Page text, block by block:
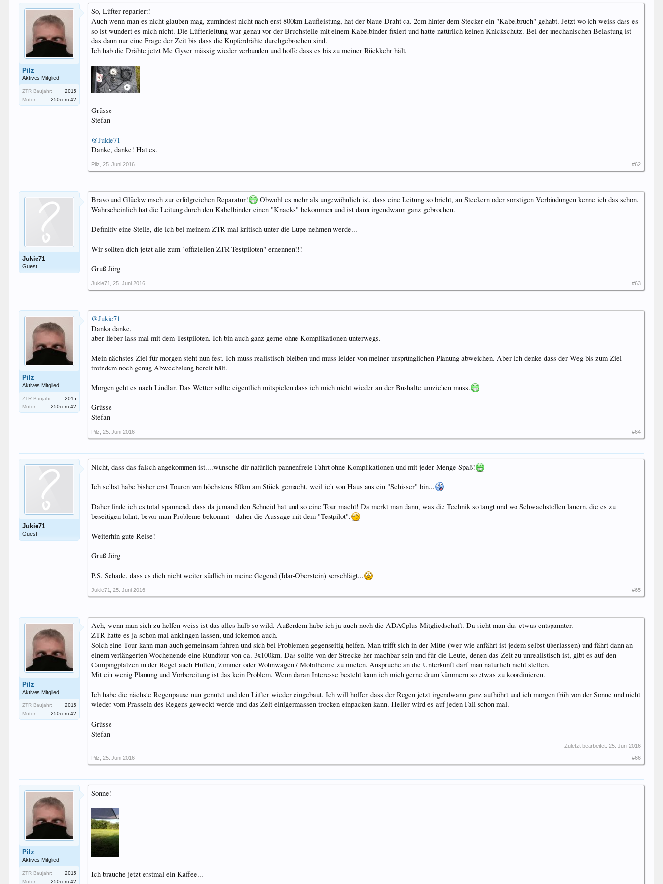
Pilz
Aktives Mitglied
ZTR Baujahr:
2015
Motor:
250ccm 4V
So, Lüfter repariert!
Auch wenn man es nicht glauben mag, zumindest nicht nach erst 800km Laufleistung, hat der blaue Draht ca. 2cm hinter dem Stecker ein "Kabelbruch" gehabt. Jetzt wo ich weiss dass es
so ist wundert es mich nicht. Die Lüfterleitung war genau vor der Bruchstelle mit einem Kabelbinder fixiert und hatte natürlich keinen Knickschutz. Bei der mechanischen Belastung ist
das dann nur eine Frage der Zeit bis dass die Kupferdrähte durchgebrochen sind.
Ich hab die Drähte jetzt Mc Gyver mässig wieder verbunden und hoffe dass es bis zu meiner Rückkehr hält.
Grüsse
Stefan
@Jukie71
Danke, danke! Hat es.
Pilz 25. Juni 2016 #62
Jukie71
Guest
Bravo und Glückwunsch zur erfolgreichen Reparatur!
Obwohl es mehr als ungewöhnlich ist, dass eine Leitung so bricht, an Steckern oder sonstigen Verbindungen kenne ich das schon.
Wahrscheinlich hat die Leitung durch den Kabelbinder einen "Knacks" bekommen und ist dann irgendwann ganz gebrochen.
Definitiv eine Stelle, die ich bei meinem ZTR mal kritisch unter die Lupe nehmen werde...
Wir sollten dich jetzt alle zum "offiziellen ZTR-Testpiloten" ernennen!!!
Gruß Jörg
Jukie71 25. Juni 2016 #63
Pilz
Aktives Mitglied
ZTR Baujahr:
2015
Motor:
250ccm 4V
@Jukie71
Danka danke,
aber lieber lass mal mit dem Testpiloten. Ich bin auch ganz gerne ohne Komplikationen unterwegs.
Mein nächstes Ziel für morgen steht nun fest. Ich muss realistisch bleiben und muss leider von meiner ursprünglichen Planung abweichen. Aber ich denke dass der Weg bis zum Ziel
trotzdem noch genug Abwechslung bereit hält.
Morgen geht es nach Lindlar. Das Wetter sollte eigentlich mitspielen dass ich mich nicht wieder an der Bushalte umziehen muss.
Grüsse
Stefan
Pilz 25. Juni 2016 #64
Jukie71
Guest
Nicht, dass das falsch angekommen ist....wünsche dir natürlich pannenfreie Fahrt ohne Komplikationen und mit jeder Menge Spaß!
Ich selbst habe bisher erst Touren von höchstens 80km am Stück gemacht, weil ich von Haus aus ein "Schisser" bin...
Daher finde ich es total spannend, dass da jemand den Schneid hat und so eine Tour macht! Da merkt man dann, was die Technik so taugt und wo Schwachstellen lauern, die es zu
beseitigen lohnt, bevor man Probleme bekommt - daher die Aussage mit dem "Testpilot".
Weiterhin gute Reise!
Gruß Jörg
P.S. Schade, dass es dich nicht weiter südlich in meine Gegend (Idar-Oberstein) verschlägt...
Jukie71 25. Juni 2016 #65
Pilz
Aktives Mitglied
ZTR Baujahr:
2015
Motor:
250ccm 4V
Ach, wenn man sich zu helfen weiss ist das alles halb so wild. Außerdem habe ich ja auch noch die ADACplus Mitgliedschaft. Da sieht man das etwas entspannter.
ZTR hatte es ja schon mal anklingen lassen, und ickemon auch.
Solch eine Tour kann man auch gemeinsam fahren und sich bei Problemen gegenseitig helfen. Man trifft sich in der Mitte (wer wie anfährt ist jedem selbst überlassen) und fährt dann an
einem verlängerten Wochenende eine Rundtour von ca. 3x100km. Das sollte von der Strecke her machbar sein und für die Leute, denen das Zelt zu unrealistisch ist, gibt es auf den
Campingplätzen in der Regel auch Hütten, Zimmer oder Wohnwagen / Mobilheime zu mieten. Ansprüche an die Unterkunft darf man natürlich nicht stellen.
Mit ein wenig Planung und Vorbereitung ist das kein Problem. Wenn daran Interesse besteht kann ich mich gerne drum kümmern so etwas zu koordinieren.
Ich habe die nächste Regenpause nun genutzt und den Lüfter wieder eingebaut. Ich will hoffen dass der Regen jetzt irgendwann ganz aufhöhrt und ich morgen früh von der Sonne und nicht
wieder vom Prasseln des Regens geweckt werde und das Zelt einigermassen trocken einpacken kann. Heller wird es auf jeden Fall schon mal.
Grüsse
Stefan
Zuletzt bearbeitet: 25. Juni 2016
Pilz
25. Juni 2016 #66
Pilz
Aktives Mitglied
ZTR Baujahr:
2015
Motor:
250ccm 4V
Sonne!
Ich brauche jetzt erstmal ein Kaffee...